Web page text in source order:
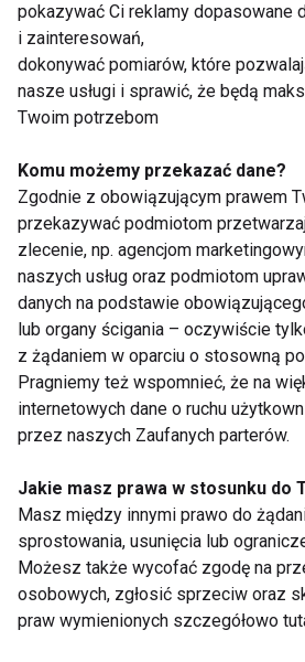
pielęgnacji skóry, która przynosi
takie jak likwidacja zmarszczek,
opuchlizny, rozluźnienie mięśni
produkcji kolagenu oraz
FACE w Warszawie to doskonały
o zdrowy i młody wygląd skóry
poprawę samopoczucia.
WELLNESS MASAŻ TWARZY
AKTUALNOŚCI
Wellness
pokazywać Ci reklamy dopasowane
i zainteresowań,
dokonywać pomiarów, które
nasze usługi i sprawić, że będą
Twoim potrzebom
Komu możemy przekazać dane?
Zgodnie z obowiązującym prawem
przekazywać podmiotom
zlecenie, np. agencjom
naszych usług oraz podmiotom
danych na podstawie
lub organy ścigania – oczywiście
z żądaniem w oparciu o stosowną
Pragniemy też wspomnieć, że na
internetowych dane o ruchu
przez naszych Zaufanych parterów.
Jakie masz prawa w stosunku do
Masz między innymi prawo do
sprostowania, usunięcia lub
Możesz także wycofać zgodę na
osobowych, zgłosić sprzeciw oraz
praw wymienionych szczegółowo